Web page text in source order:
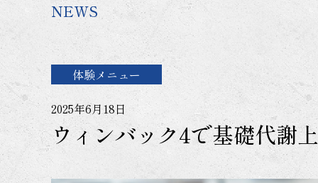
NEWS
体験メニュー
2025年6月18日
ウィンバック4で基礎代謝